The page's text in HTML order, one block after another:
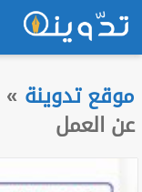
موقع تدوينة »
عن العمل